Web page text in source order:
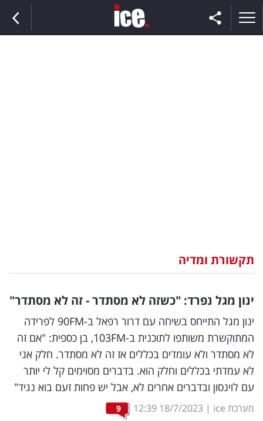
וצרכנות
דיגיטל
וטק
שיווק
ופרסום
משפט
תקשורת ומדיה
ינון מגל נפרד: "כשזה לא מסתדר - זה לא מסתדר"
ינון מגל התייחס בשיחה עם דרור רפאל ב-90FM לפרידה
המתוקשרת משותפו לתוכנית ב-103FM, בן כספית: "אם זה
לא מסתדר ולא עומדים בכללים אז זה לא מסתדר. חלק אני
לא עמדתי בכללים וחלק הוא. בדברים מסוימים קל לי יותר
עם לוינסון ובדברים אחרים לא, אבל יש פחות זעם בוא נגיד"
מערכת ice |
18/7/2023
12:39
9